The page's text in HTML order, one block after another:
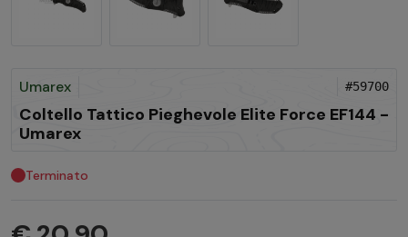
Umarex #59700
Coltello Tattico Pieghevole Elite Force EF144 -
Umarex
Terminato